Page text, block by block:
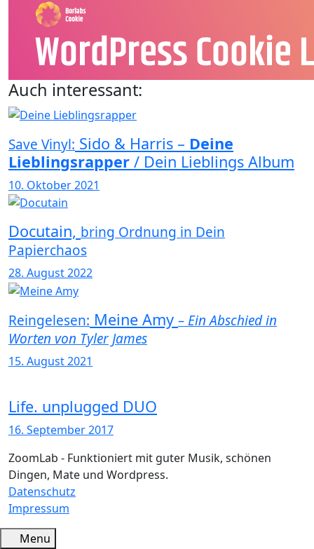
Auch interessant:
Save Vinyl: Sido & Harris – Deine
Lieblingsrapper / Dein Lieblings Album
10. Oktober 2021
Docutain, bring Ordnung in Dein
Papierchaos
28. August 2022
Reingelesen: Meine Amy – Ein Abschied in
Worten von Tyler James
15. August 2021
Life. unplugged DUO
16. September 2017
ZoomLab - Funktioniert mit guter Musik, schönen
Dingen, Mate und Wordpress.
Datenschutz
Impressum
Menu